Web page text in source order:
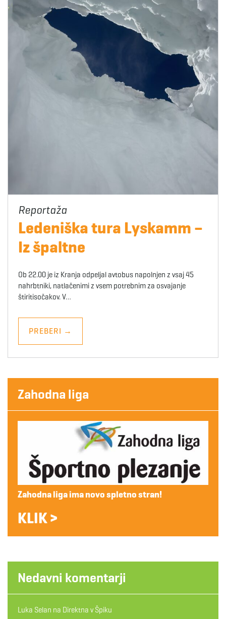
Ledeniška tura Lyskamm –
Iz špaltne
Ob 22.00 je iz Kranja odpeljal avtobus napolnjen z vsaj 45
nahrbtniki, natlačenimi z vsem potrebnim za osvajanje
štiritisočakov. V…
PREBERI →
Zahodna liga
Zahodna liga ima novo spletno stran!
KLIK >
Nedavni komentarji
Luka Selan na Direktna v Špiku